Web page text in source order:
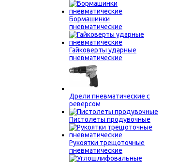
Бормашинки
пневматические
Гайковерты ударные
пневматические
Дрели пневматические с
реверсом
Пистолеты продувочные
Рукоятки трещоточные
пневматические